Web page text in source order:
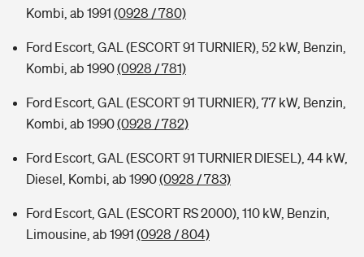
Kombi, ab 1991 (0928 / 780)
Ford Escort, GAL (ESCORT 91 TURNIER), 52 kW, Benzin,
Kombi, ab 1990(0928 / 781)
Ford Escort, GAL (ESCORT 91 TURNIER), 77 kW, Benzin,
Kombi, ab 1990(0928 / 782)
Ford Escort, GAL (ESCORT 91 TURNIER DIESEL), 44 kW,
Diesel, Kombi, ab 1990(0928 / 783)
Ford Escort, GAL (ESCORT RS 2000), 110 kW, Benzin,
Limousine, ab 1991 (0928 / 804)